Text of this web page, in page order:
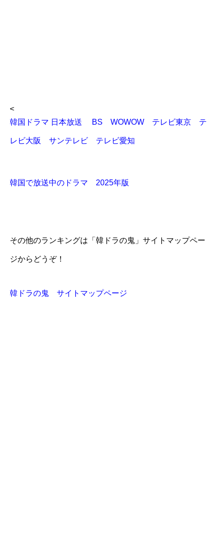
<
韓国ドラマ 日本放送 BS WOWOW テレビ東京 テ
レビ大阪 サンテレビ テレビ愛知
韓国で放送中のドラマ 2025年版
その他のランキングは「韓ドラの鬼」サイトマップペー
ジからどうぞ！
韓ドラの鬼 サイトマップページ